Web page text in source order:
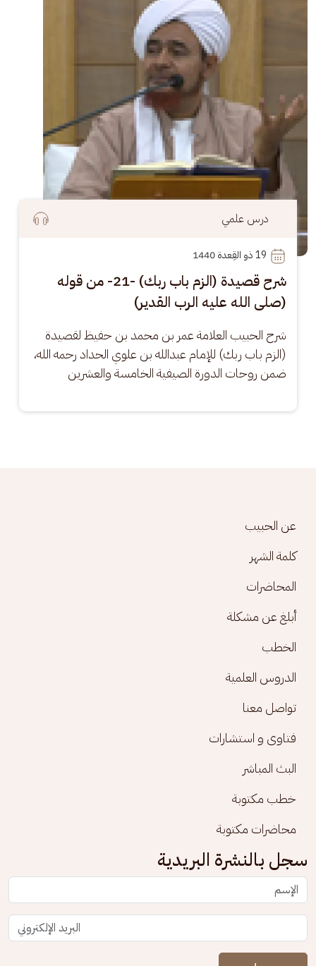
درس علمي
19
شرح قصيدة (الزم باب ربك) -21- من قوله
(صلى الله عليه الرب القدير)
شرح الحبيب العلامة عمر بن محمد بن حفيظ لقصيدة
(الزم باب ربك) للإمام عبدالله بن علوي الحداد رحمه الله،
ضمن روحات الدورة الصيفية الخامسة والعشرين
Footer menu
عن الحبيب
كلمة الشهر
المحاضرات
أبلغ عن مشكلة
الخطب
الدروس العلمية
تواصل معنا
فتاوى و استشارات
البث المباشر
خطب مكتوبة
محاضرات مكتوبة
سجل بالنشرة البريدية